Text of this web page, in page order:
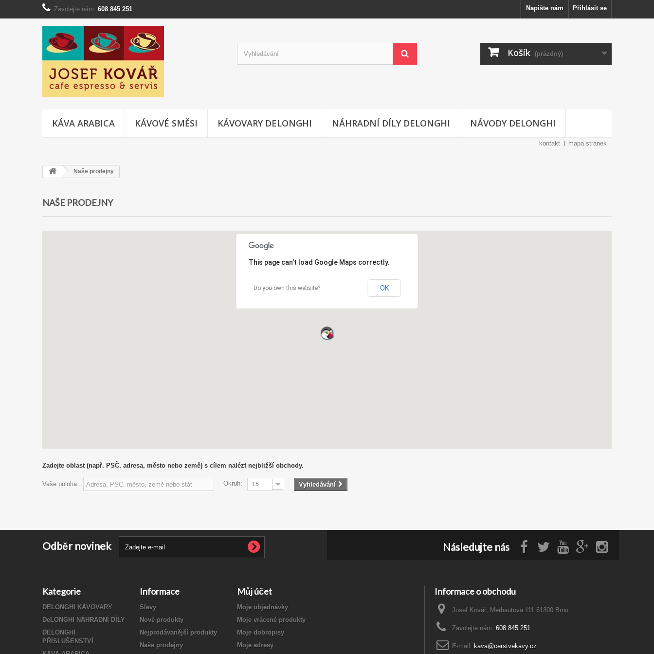
Přihlásit se
Napište nám
Zavolejte nám: 608 845 251
Košík (prázdný)
KÁVA ARABICA KÁVOVÉ SMĚSI KÁVOVARY DELONGHI NÁHRADNÍ DÍLY DELONGHI NÁVODY DELONGHI
kontakt mapa stránek
Naše prodejny
NAŠE PRODEJNY
This page can't load Google Maps correctly.
Do you own this website? OK
Zadejte oblast (např. PSČ, adresa, město nebo země) s cílem nalézt nejbližší obchody.
Vaše poloha: Okruh: 15 Vyhledávání
Odběr novinek Následujte nás
Kategorie
DELONGHI KÁVOVARY
DeLONGHI NÁHRADNÍ DÍLY
DELONGHI
PŘÍSLUŠENSTVÍ
Informace
Slevy
Nové produkty
Nejprodávanější produkty
Naše prodejny
Můj účet
Moje objednávky
Moje vrácené produkty
Moje dobropisy
Moje adresy
Informace o obchodu
Josef Kovář, Merhautova 111 61300 Brno
Zavolejte nám: 608 845 251
E-mail: kava@cerstvekavy.cz